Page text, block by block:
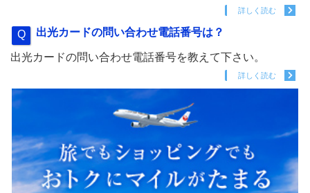
詳しく読む
出光カードの問い合わせ電話番号は？
出光カードの問い合わせ電話番号を教えて下さい。
詳しく読む